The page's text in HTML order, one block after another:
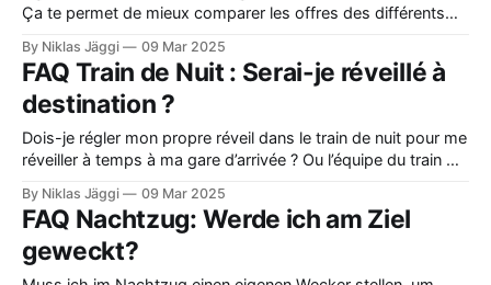
Ça te permet de mieux comparer les offres des différents
opérateur.
By Niklas Jäggi 09 Mar 2025
FAQ Train de Nuit : Serai-je réveillé à
destination ?
Dois-je régler mon propre réveil dans le train de nuit pour me
réveiller à temps à ma gare d’arrivée ? Ou l’équipe du train me
By Niklas Jäggi 09 Mar 2025
FAQ Nachtzug: Werde ich am Ziel
geweckt?